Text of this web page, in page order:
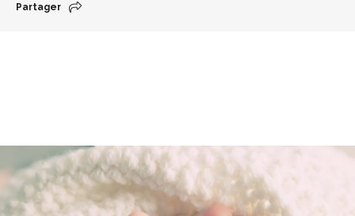
Partager